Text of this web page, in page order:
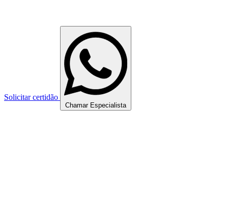
Solicitar certidão
Chamar Especialista